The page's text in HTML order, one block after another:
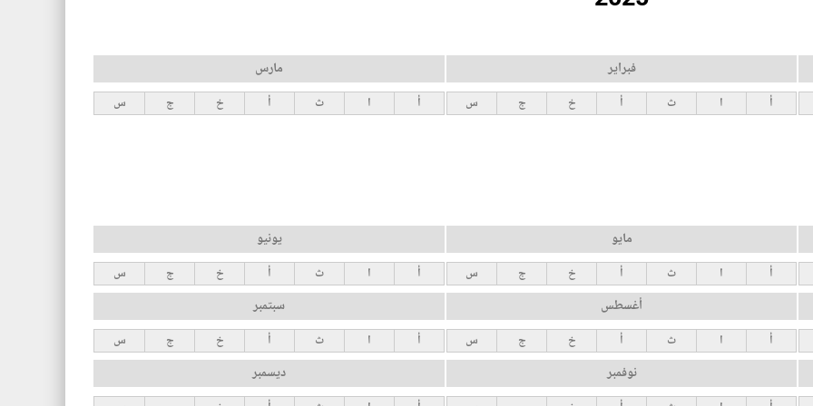
فبراير
أ ا ث أ خ ج س
مارس
أ ا ث أ خ ج س
مايو
أ ا ث أ خ ج س
يونيو
أ ا ث أ خ ج س
أغسطس
أ ا ث أ خ ج س
سبتمبر
أ ا ث أ خ ج س
نوفمبر ديسمبر